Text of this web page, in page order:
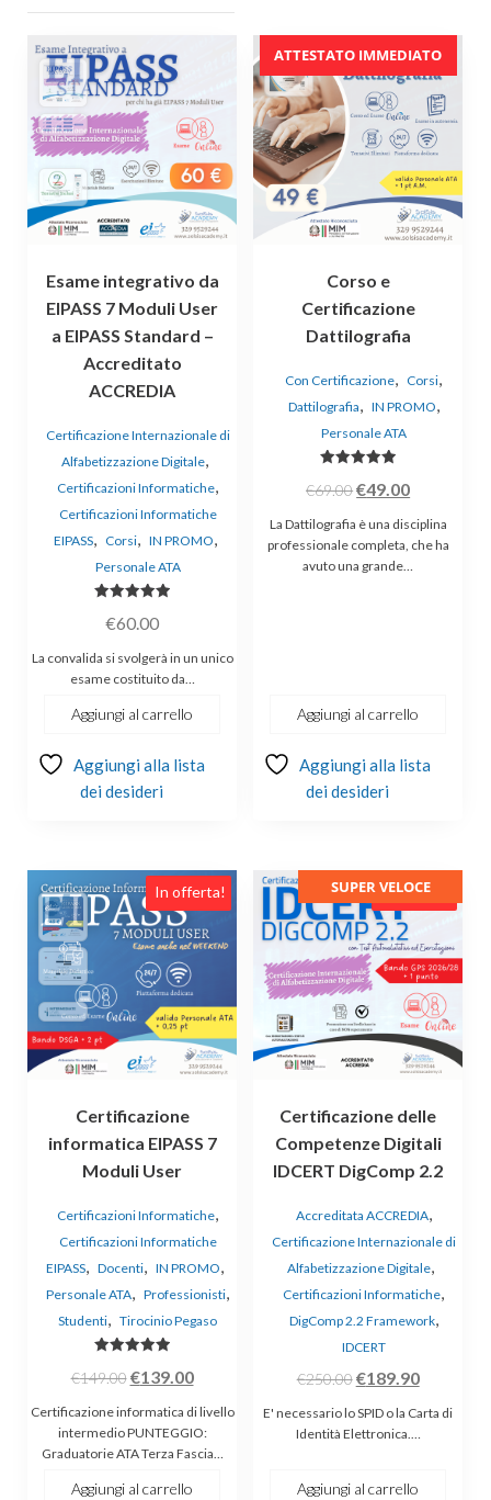
Esame integrativo da
EIPASS 7 Moduli User
a EIPASS Standard –
Accreditato
ACCREDIA
Certificazione Internazionale di
Alfabetizzazione Digitale,
Certificazioni Informatiche,
Certificazioni Informatiche
EIPASS, Corsi, IN PROMO,
Personale ATA
5.00
€60.00
La convalida si svolgerà in un unico
esame costituito da…
Aggiungi al carrello
Aggiungi alla lista
dei desideri
In offerta!
ATTESTATO IMMEDIATO
Corso e
Certificazione
Dattilografia
Con Certificazione, Corsi,
Dattilografia, IN PROMO,
Personale ATA
5.00
€69.00€49.00
La Dattilografia è una disciplina
professionale completa, che ha
avuto una grande…
Aggiungi al carrello
Aggiungi alla lista
dei desideri
In offerta!
Certificazione
informatica EIPASS 7
Moduli User
Certificazioni Informatiche,
Certificazioni Informatiche
EIPASS, Docenti, IN PROMO,
Personale ATA, Professionisti,
Studenti, Tirocinio Pegaso
5.00
su 5
€149.00 €139.00
Certificazione informatica di livello
intermedio PUNTEGGIO:
Graduatorie ATA Terza Fascia…
Aggiungi al carrello
In offerta!
SUPER VELOCE
Certificazione delle
Competenze Digitali
IDCERT DigComp 2.2
Accreditata ACCREDIA,
Certificazione Internazionale di
Alfabetizzazione Digitale,
Certificazioni Informatiche,
DigComp 2.2 Framework,
IDCERT
€250.00€189.90
E' necessario lo SPID o la Carta di
Identità Elettronica.…
Aggiungi al carrello